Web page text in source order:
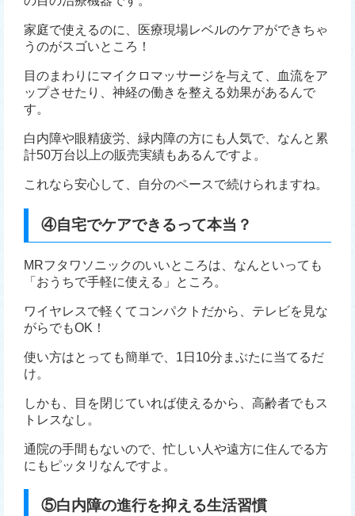
家庭で使えるのに、医療現場レベルのケアができちゃ
うのがスゴいところ！
目のまわりにマイクロマッサージを与えて、血流をア
ップさせたり、神経の働きを整える効果があるんで
す。
白内障や眼精疲労、緑内障の方にも人気で、なんと累
計50万台以上の販売実績もあるんですよ。
これなら安心して、自分のペースで続けられますね。
④自宅でケアできるって本当？
MRフタワソニックのいいところは、なんといっても
「おうちで手軽に使える」ところ。
ワイヤレスで軽くてコンパクトだから、テレビを見な
がらでもOK！
使い方はとっても簡単で、1日10分まぶたに当てるだ
け。
しかも、目を閉じていれば使えるから、高齢者でもス
トレスなし。
通院の手間もないので、忙しい人や遠方に住んでる方
にもピッタリなんですよ。
⑤白内障の進行を抑える生活習慣